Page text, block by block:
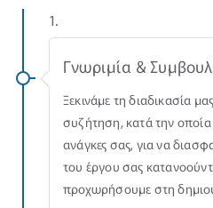
1.
Γνωριμία &
Ξεκινάμε τη διαδικασία
συζήτηση, κατά την οποία
ανάγκες σας, για να
του έργου σας
προχωρήσουμε στη